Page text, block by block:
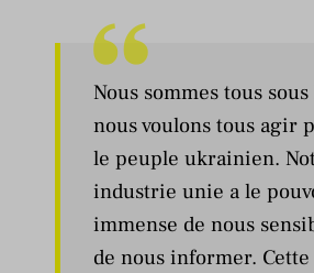
Nous sommes tous
nous voulons tous agir
le peuple ukrainien.
industrie unie a le
immense de nous
de nous informer.